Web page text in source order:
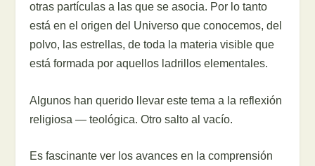
otras partículas a las que se asocia. Por lo tanto
está en el origen del Universo que conocemos, del
polvo, las estrellas, de toda la materia visible que
está formada por aquellos ladrillos elementales.
Algunos han querido llevar este tema a la reflexión
religiosa — teológica. Otro salto al vacío.
Es fascinante ver los avances en la comprensión